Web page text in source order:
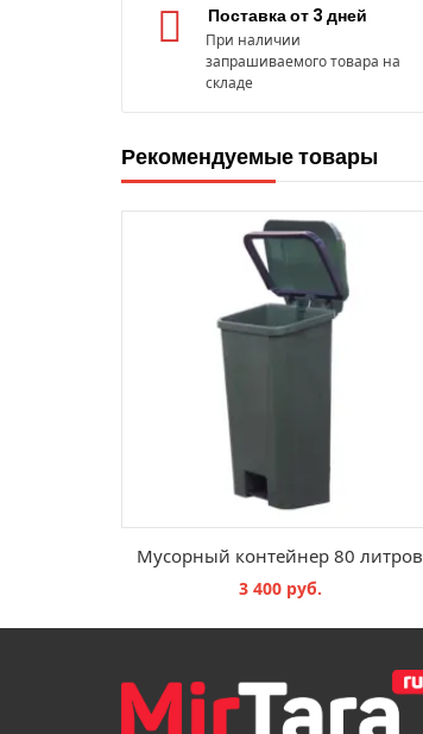
Поставка от 3 дней
При наличии
запрашиваемого товара на
складе
Рекомендуемые товары
Мусорный контейнер 80 литров
3 400 руб.